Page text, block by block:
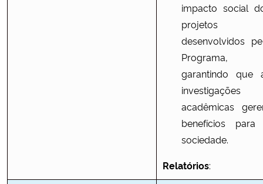
impacto social
projetos
desenvolvidos
Programa,
garantindo que
investigações
acadêmicas
benefícios
sociedade.
Relatórios: